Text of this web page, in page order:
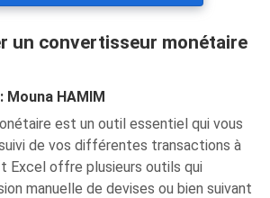
un convertisseur monétaire
HAMIM
est un outil essentiel qui vous
de vos différentes transactions à
Excel offre plusieurs outils qui
manuelle de devises ou bien suivant